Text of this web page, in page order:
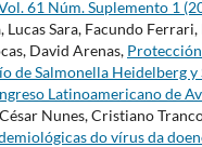
61 Núm. Suplemento 1
Lucas Sara, Facundo
David Arenas,
de Salmonella Heidelberg
Latinoamericano de
Nunes, Cristiano
do vírus da